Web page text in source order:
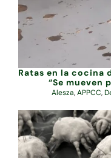
Ratas en la cocina
“Se mueven
Alesza,APPCC,